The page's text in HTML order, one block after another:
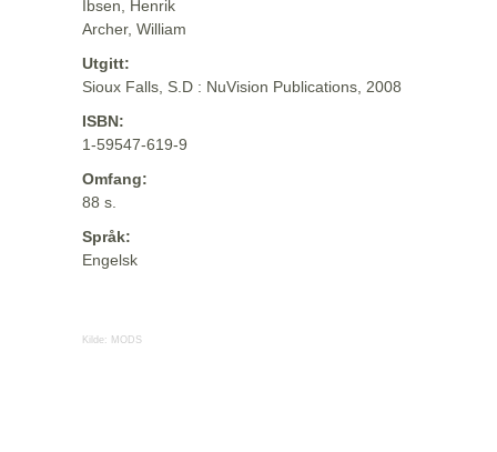
Ibsen, Henrik
Archer, William
Utgitt:
Sioux Falls, S.D : NuVision Publications, 2008
ISBN:
1-59547-619-9
Omfang:
88 s.
Språk:
Engelsk
Kilde: MODS